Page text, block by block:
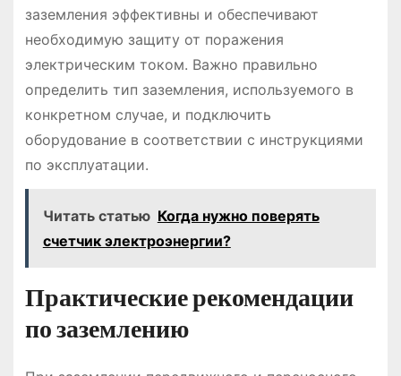
заземления эффективны и обеспечивают
необходимую защиту от поражения
электрическим током. Важно правильно
определить тип заземления, используемого в
конкретном случае, и подключить
оборудование в соответствии с инструкциями
по эксплуатации.
Читать статью Когда нужно поверять
счетчик электроэнергии?
Практические рекомендации
по заземлению